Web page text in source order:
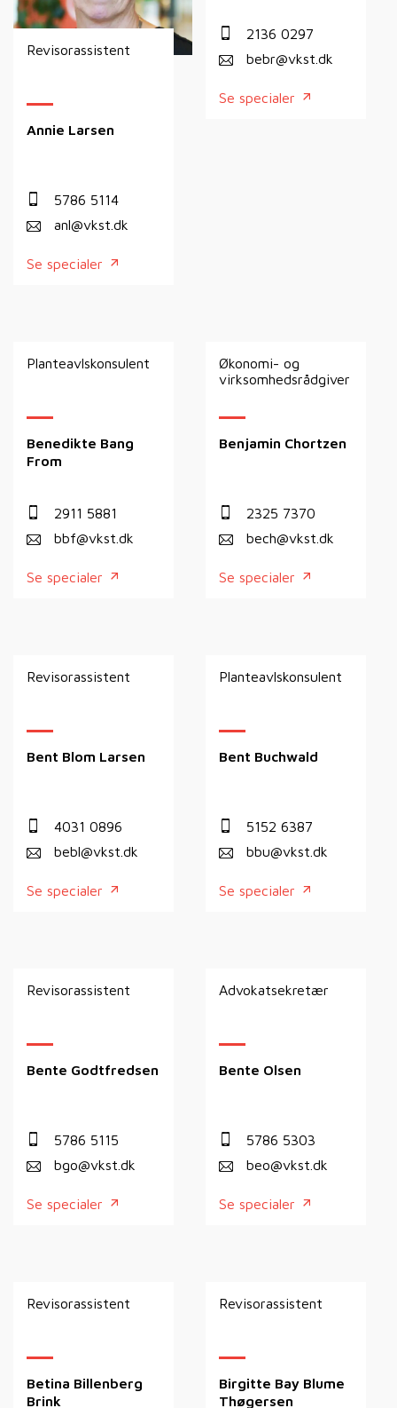
Revisorassistent
Annie Larsen
5786 5114
anl@vkst.dk
Se specialer
2136 0297
bebr@vkst.dk
Se specialer
Planteavlskonsulent
Benedikte Bang
From
2911 5881
bbf@vkst.dk
Se specialer
Økonomi- og
virksomhedsrådgiver
Benjamin Chortzen
2325 7370
bech@vkst.dk
Se specialer
Revisorassistent
Bent Blom Larsen
4031 0896
bebl@vkst.dk
Se specialer
Planteavlskonsulent
Bent Buchwald
5152 6387
bbu@vkst.dk
Se specialer
Revisorassistent
Bente Godtfredsen
5786 5115
bgo@vkst.dk
Se specialer
Advokatsekretær
Bente Olsen
5786 5303
beo@vkst.dk
Se specialer
Revisorassistent
Betina Billenberg
Brink
Revisorassistent
Birgitte Bay Blume
Thøgersen